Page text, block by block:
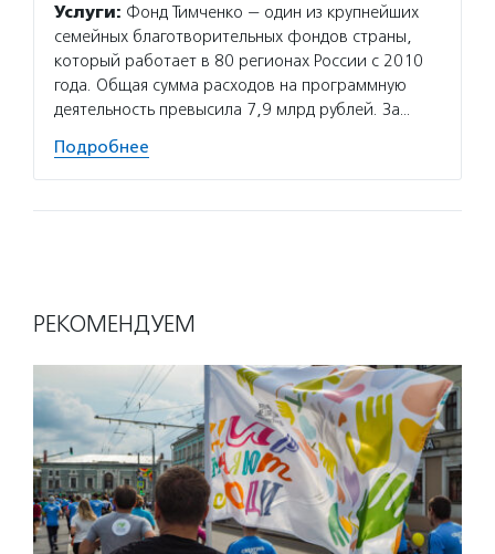
Услуги: Фонд Тимченко — один из крупнейших
семейных благотворительных фондов страны,
который работает в 80 регионах России с 2010
года. Общая сумма расходов на программную
деятельность превысила 7,9 млрд рублей. За…
Подробнее
РЕКОМЕНДУЕМ